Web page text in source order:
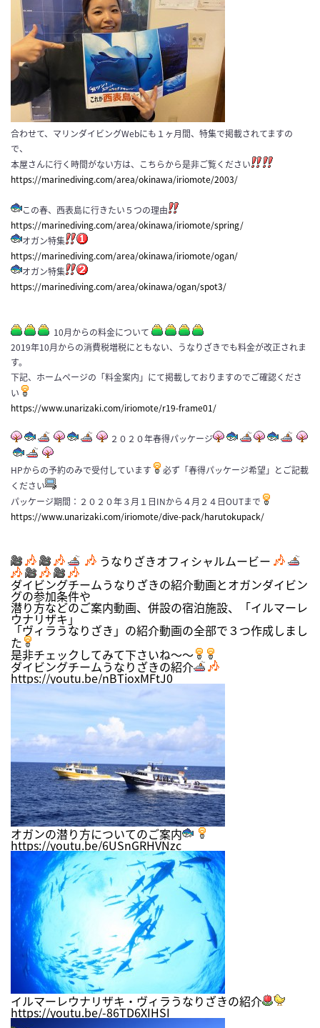
合わせて、マリンダイビングWebにも１ヶ月間、特集で掲載されてますの
で、
本屋さんに行く時間がない方は、こちらから是非ご覧ください
https://marinediving.com/area/okinawa/iriomote/2003/
この春、西表島に行きたい５つの理由
https://marinediving.com/area/okinawa/iriomote/spring/
オガン特集
https://marinediving.com/area/okinawa/iriomote/ogan/
オガン特集
https://marinediving.com/area/okinawa/ogan/spot3/
10月からの料金について
2019年10月からの消費税増税にともない、うなりざきでも料金が改正されま
す。
下記、ホームページの「料金案内」にて掲載しておりますのでご確認くださ
い
https://www.unarizaki.com/iriomote/r19-frame01/
２０２０年春得パッケージ
HPからの予約のみで受付しています
必ず「春得パッケージ希望」とご記載
ください
パッケージ期間：２０２０年３月１日INから４月２４日OUTまで
https://www.unarizaki.com/iriomote/dive-pack/harutokupack/
うなりざきオフィシャルムービー
ダイビングチームうなりざきの紹介動画とオガンダイビン
グの参加条件や
潜り方などのご案内動画、併設の宿泊施設、「イルマーレ
ウナリザキ」
「ヴィラうなりざき」の紹介動画の全部で３つ作成しまし
た
是非チェックしてみて下さいね～～
ダイビングチームうなりざきの紹介
https://youtu.be/nBTioxMFtJ0
オガンの潜り方についてのご案内
https://youtu.be/6USnGRHVNzc
イルマーレウナリザキ・ヴィラうなりざきの紹介
https://youtu.be/-86TD6XIHSI